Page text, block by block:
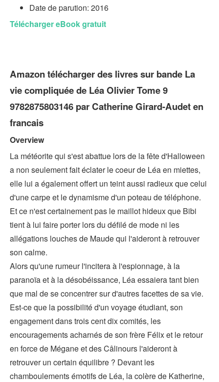
Date de parution: 2016
Télécharger eBook gratuit
Amazon télécharger des livres sur bande La
vie compliquée de Léa Olivier Tome 9
9782875803146 par Catherine Girard-Audet en
francais
Overview
La météorite qui s'est abattue lors de la fête d'Halloween
a non seulement fait éclater le coeur de Léa en miettes,
elle lui a également offert un teint aussi radieux que celui
d'une carpe et le dynamisme d'un poteau de téléphone.
Et ce n'est certainement pas le maillot hideux que Bibi
tient à lui faire porter lors du défilé de mode ni les
allégations louches de Maude qui l'aideront à retrouver
son calme.
Alors qu'une rumeur l'incitera à l'espionnage, à la
paranoïa et à la désobéissance, Léa essaiera tant bien
que mal de se concentrer sur d'autres facettes de sa vie.
Est-ce que la possibilité d'un voyage étudiant, son
engagement dans trois cent dix comités, les
encouragements acharnés de son frère Félix et le retour
en force de Mégane et des Câlinours l'aideront à
retrouver un certain équilibre ? Devant les
chamboulements émotifs de Léa, la colère de Katherine,